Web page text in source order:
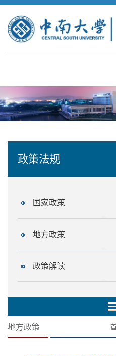
政策法规
国家政策
地方政策
政策解读
地方政策